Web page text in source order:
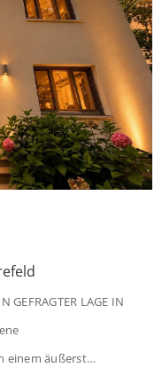
GEFRAGTER LAGE IN
einem äußerst